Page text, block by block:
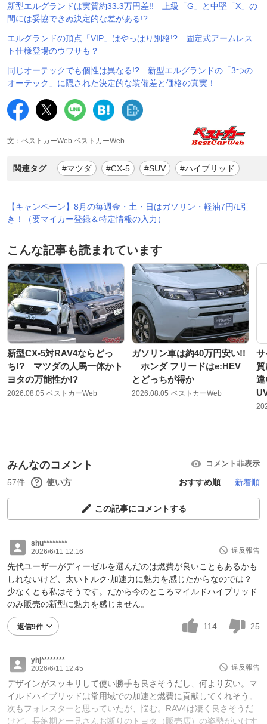
新型エルグランドは実質約33.3万円差!! 上級「G」と中堅「X」の
間には妥協できぬ決定的な差がある!?
エルグランドの頂点「VIP」はやっぱり別格!? 固定式アームレス
ト仕様登場のウワサも？
同じオーテックでも個性は異なる!? 新型エルグランドの「3つの
オーテック」に隠された決定的な装備差と価格の真実！
文：ベストカーWeb ベストカーWeb
関連タグ #マツダ #CX-5 #SUV #ハイブリッド
【キャンペーン】8月の毎週金・土・日はガソリン・軽油7円/L引
き！（要マイカー登録＆特定情報の入力）
こんな記事も読まれています
新型CX-5対RAV4ならどっ
ち!? マツダの人馬一体かト
ヨタの万能性か!?
2026.08.05 ベストカーWeb
ガソリン車は約40万円安い!!
ホンダ フリードはe:HEV
とどっちが得か
2026.08.05 ベストカーWeb
サ
違
みんなのコメント コメント非表示
57件 使い方 おすすめ順 新着順
この記事にコメントする
shu********
2026/6/11 12:16
違反報告
先代ユーザーがディーゼルを選んだのは燃費が良いこともあるかも
しれないけど、太いトルク·加速力に魅力を感じたからなのでは？
少なくとも私はそうです。だから今のところマイルドハイブリッド
のみ販売の新型に魅力を感じません。
返信9件 114 25
yhj********
2026/6/11 12:45
違反報告
デザインがスッキリして使い勝手も良さそうだし、何より安い。マ
イルドハイブリッドは常用域での加速と燃費に貢献してくれそう。
次もフォレスターと思っていたが、悩む。RAV4は凄く良さそうだ
けど、長納期と一見さんお断りのトヨタ（販売店）の姿勢がいけす